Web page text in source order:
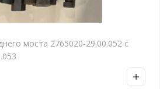
моста 2765020-29.00.052 с